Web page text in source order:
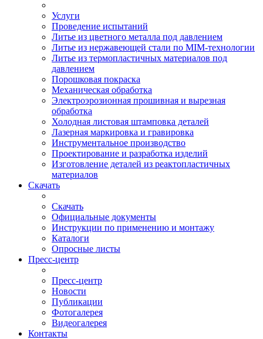
Услуги
Проведение испытаний
Литье из цветного металла под давлением
Литье из нержавеющей стали по MIM-технологии
Литье из термопластичных материалов под
давлением
Порошковая покраска
Механическая обработка
Электроэрозионная прошивная и вырезная
обработка
Холодная листовая штамповка деталей
Лазерная маркировка и гравировка
Инструментальное производство
Проектирование и разработка изделий
Изготовление деталей из реактопластичных
материалов
Скачать
Скачать
Официальные документы
Инструкции по применению и монтажу
Каталоги
Опросные листы
Пресс-центр
Пресс-центр
Новости
Публикации
Фотогалерея
Видеогалерея
Контакты